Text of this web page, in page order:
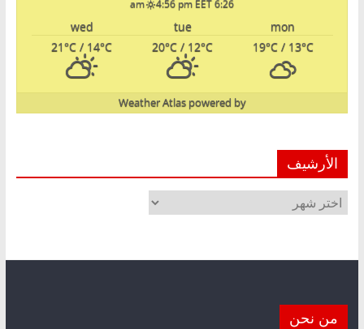
6:26 am
4:56 pm EET
mon
tue
wed
19°C/ 13°C
20°C / 12°C
21°C / 14°C
powered by
Weather Atlas
الأرشيف
الأرشيف
من نحن